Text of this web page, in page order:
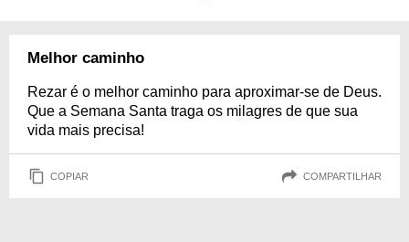
esperança e de solidariedade. Venha conferir algumas frases para a
Senhor!
Melhor caminho
Rezar é o melhor caminho para aproximar-se de Deus.
Que a Semana Santa traga os milagres de que sua
vida mais precisa!
COPIAR COMPARTILHAR